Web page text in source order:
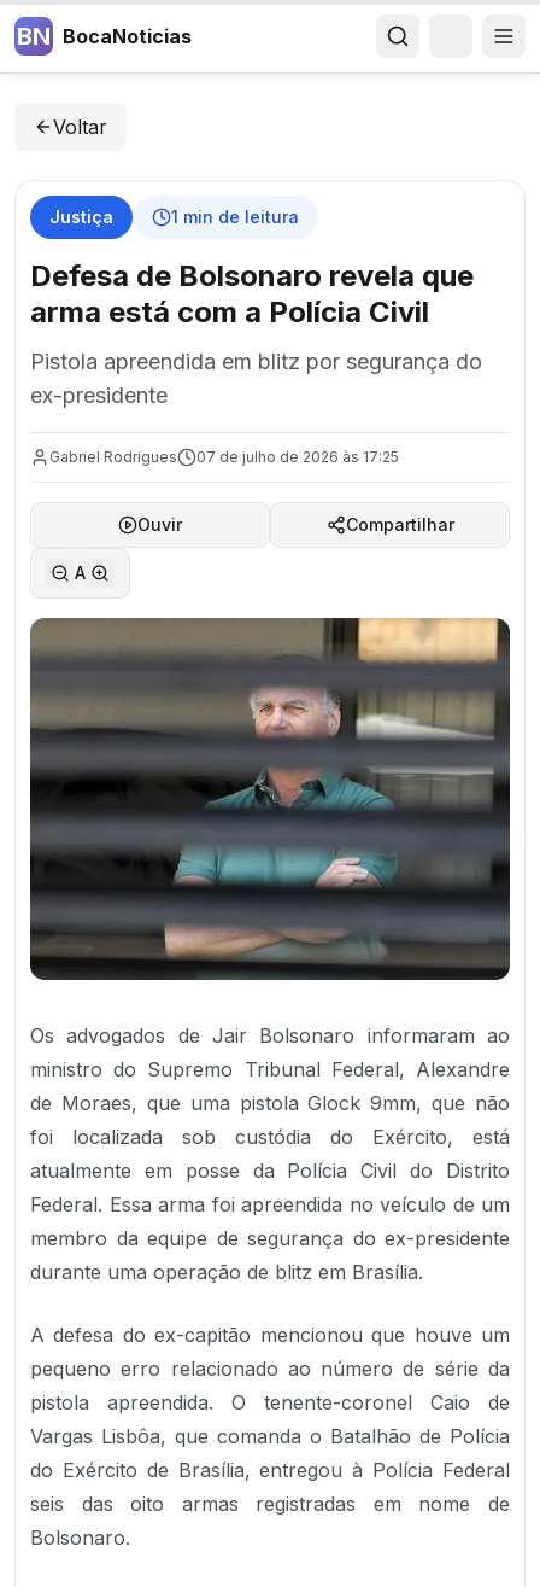
BN BocaNoticias
Voltar
Justiça 1 min de leitura
Defesa de Bolsonaro revela que
arma está com a Polícia Civil
Pistola apreendida em blitz por segurança do
ex-presidente
Gabriel Rodrigues 07 de julho de 2026 às 17:25
Ouvir Compartilhar
A
Os advogados de Jair Bolsonaro informaram ao
ministro do Supremo Tribunal Federal, Alexandre
de Moraes, que uma pistola Glock 9mm, que não
foi localizada sob custódia do Exército, está
atualmente em posse da Polícia Civil do Distrito
Federal. Essa arma foi apreendida no veículo de um
membro da equipe de segurança do ex-presidente
durante uma operação de blitz em Brasília.
A defesa do ex-capitão mencionou que houve um
pequeno erro relacionado ao número de série da
pistola apreendida. O tenente-coronel Caio de
Vargas Lisbôa, que comanda o Batalhão de Polícia
do Exército de Brasília, entregou à Polícia Federal
seis das oito armas registradas em nome de
Bolsonaro.